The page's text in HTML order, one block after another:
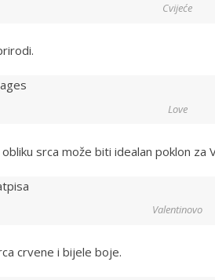
Cvijeće
Love
srca može biti idealan poklon za
Valentinovo
crvene i bijele boje.